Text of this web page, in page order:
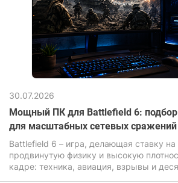
30.07.2026
Мощный ПК для Battlefield 6:
для масштабных сетевых сражений
Battlefield 6 – игра, делающая ставку
продвинутую физику и высокую
кадре: техника, авиация, взрывы и